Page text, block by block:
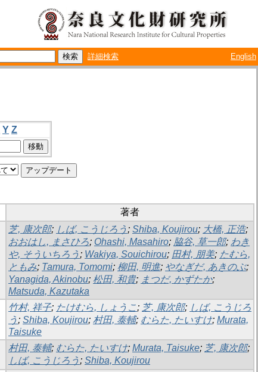
詳細検索 English
Y Z
著者
芝, 康次郎; しば, こうじろう ; Shiba, Koujirou; 大橋, 正浩;
おおはし, まさひろ; Ohashi, Masahiro; 脇谷, 草一郎; わき
や, そういちろう ; Wakiya, Souichirou; 田村, 朋美; たむら,
ともみ; Tamura, Tomomi; 柳田, 明進; やなぎだ, あきのぶ;
Yanagida, Akinobu; 松田, 和貴; まつだ, かずたか;
Matsuda, Kazutaka
竹村, 祥子; たけむら, しょうこ; 芝, 康次郎; しば, こうじろ
う ; Shiba, Koujirou; 村田, 泰輔; むらた, たいすけ; Murata,
Taisuke
村田, 泰輔; むらた, たいすけ; Murata, Taisuke; 芝, 康次郎;
しば, こうじろう ; Shiba, Koujirou